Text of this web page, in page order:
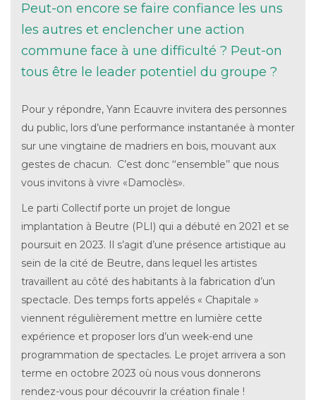
Peut-on encore se faire confiance les uns
les autres et enclencher une action
commune face à une difficulté ? Peut-on
tous être le leader potentiel du groupe ?
Pour y répondre, Yann Ecauvre invitera des personnes
du public, lors d’une performance instantanée à monter
sur une vingtaine de madriers en bois, mouvant aux
gestes de chacun. C’est donc ‘‘ensemble’’ que nous
vous invitons à vivre «Damoclès».
Le parti Collectif porte un projet de longue
implantation à Beutre (PLI) qui a débuté en 2021 et se
poursuit en 2023. Il s’agit d’une présence artistique au
sein de la cité de Beutre, dans lequel les artistes
travaillent au côté des habitants à la fabrication d’un
spectacle. Des temps forts appelés « Chapitale »
viennent régulièrement mettre en lumière cette
expérience et proposer lors d’un week-end une
programmation de spectacles. Le projet arrivera a son
terme en octobre 2023 où nous vous donnerons
rendez-vous pour découvrir la création finale !